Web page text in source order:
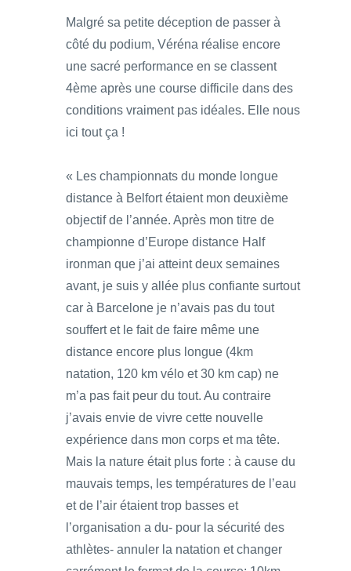
Malgré sa petite déception de passer à
côté du podium, Véréna réalise encore
une sacré performance en se classent
4ème après une course difficile dans des
conditions vraiment pas idéales. Elle nous
ici tout ça !
« Les championnats du monde longue
distance à Belfort étaient mon deuxième
objectif de l’année. Après mon titre de
championne d’Europe distance Half
ironman que j’ai atteint deux semaines
avant, je suis y allée plus confiante surtout
car à Barcelone je n’avais pas du tout
souffert et le fait de faire même une
distance encore plus longue (4km
natation, 120 km vélo et 30 km cap) ne
m’a pas fait peur du tout. Au contraire
j’avais envie de vivre cette nouvelle
expérience dans mon corps et ma tête.
Mais la nature était plus forte : à cause du
mauvais temps, les températures de l’eau
et de l’air étaient trop basses et
l’organisation a du- pour la sécurité des
athlètes- annuler la natation et changer